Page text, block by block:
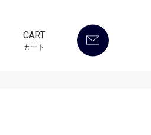
CART
カート